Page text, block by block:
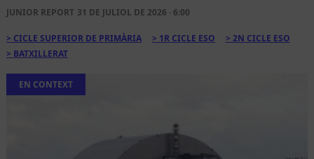
JUNIOR REPORT 31 DE JULIOL DE 2026 · 6:00
CICLE SUPERIOR DE PRIMÀRIA 1R CICLE ESO
2N CICLE ESO
BATXILLERAT
EN CONTEXT